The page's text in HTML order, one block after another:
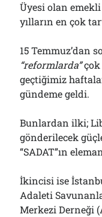
Er Gaziler 20 Gün
Teröristlere G……yle
01/08/2026
Papazın “Komutanı”
Çağırdı!..
31/07/2026
Bölmediğiniz Bir O
29/07/2026
Arşivler
Arşivler
Üyesi olan
yılların en çok
15 Temmuz’dan
“reformlarda”çok
geçtiğimiz
gündeme geldi.
Bunlardan ilki;
gönderilecek
“SADAT”ın
İkincisi ise
Adaleti
Merkezi Derneği